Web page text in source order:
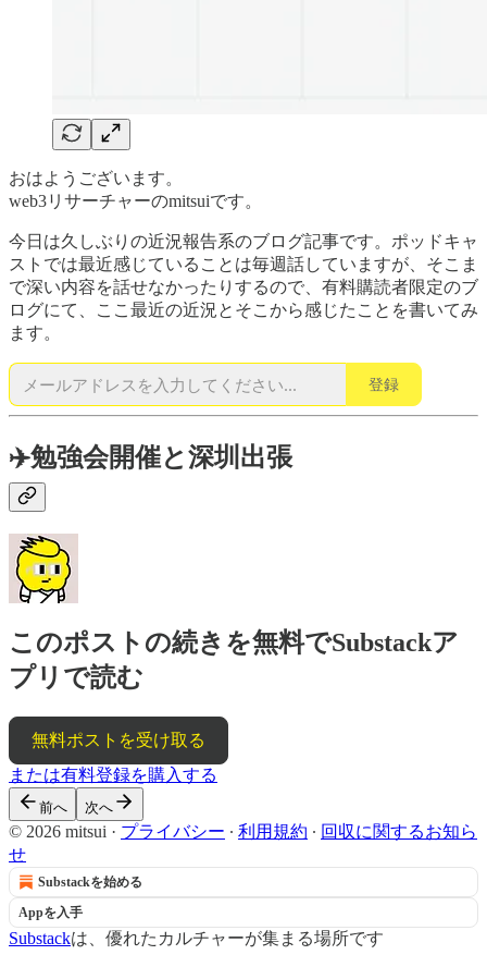
おはようございます。
web3リサーチャーのmitsuiです。
今日は久しぶりの近況報告系のブログ記事です。ポッドキャ
ストでは最近感じていることは毎週話していますが、そこま
で深い内容を話せなかったりするので、有料購読者限定のブ
ログにて、ここ最近の近況とそこから感じたことを書いてみ
ます。
登録
✈️勉強会開催と深圳出張
このポストの続きを無料でSubstackア
プリで読む
無料ポストを受け取る
または有料登録を購入する
前へ 次へ
© 2026 mitsui · プライバシー ∙ 利用規約 ∙ 回収に関するお知ら
せ
Substackを始める
Appを入手
Substackは、優れたカルチャーが集まる場所です